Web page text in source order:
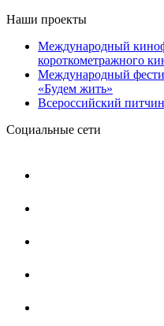
Наши проекты
Международный
короткометражного
Международный
«Будем жить»
Всероссийский
Социальные сети